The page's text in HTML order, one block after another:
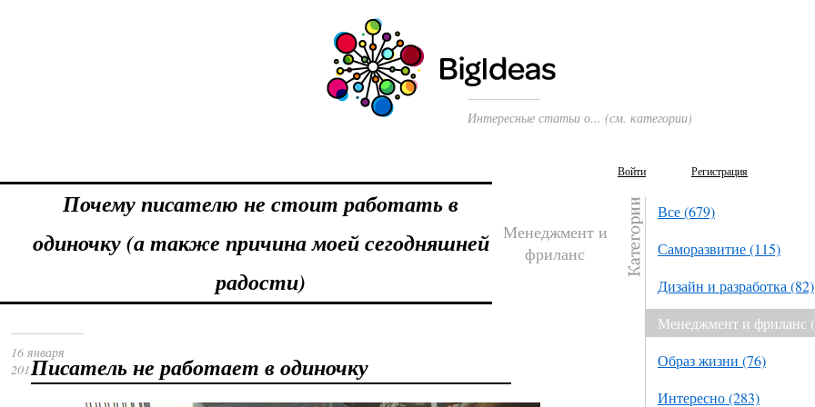
Интересные статьи о... (см. категории)
Почему писателю не стоит работать в
одиночку (а также причина моей сегодняшней
радости)
Менеджмент и
фриланс
16 января
2011Писательне работает водиночку
Войти Регистрация
Все (679)
Саморазвитие (115)
Дизайн и разработка (82)
Менеджмент и фриланс
Образ жизни (76)
Интересно (283)